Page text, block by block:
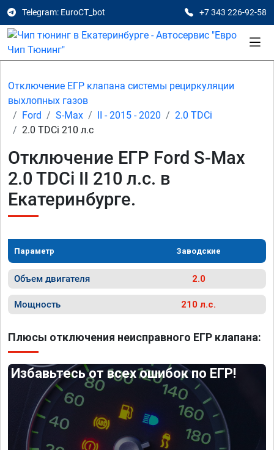
Telegram: EuroCT_bot +7 343 226-92-58
Отключение ЕГР клапана системы рециркуляции
выхлопных газов
Ford
S-Max II - 2015 - 2020
2.0 TDCi
2.0 TDCi 210 л.с
Отключение ЕГР Ford S-Max
2.0 TDCi II 210 л.с. в
Екатеринбурге.
Параметр Заводские
Объем двигателя 2.0
Мощность 210 л.с.
Плюсы отключения неисправного ЕГР клапана:
Избавьтесь от всех ошибок по ЕГР!